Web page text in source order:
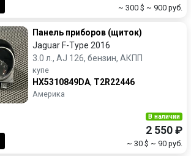
~ 300 $ ~ 900 руб.
Панель приборов (щиток)
Jaguar F-Type 2016
3.0 л., AJ 126, бензин, АКПП
купе
HX5310849DA, T2R22446
Америка
В наличии
2 550 ₽
~ 30 $ ~ 90 руб.